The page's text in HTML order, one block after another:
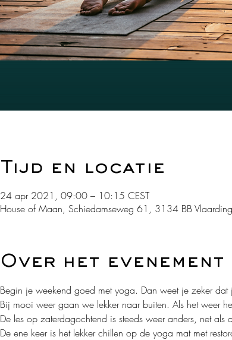
Tijd en locatie
24 apr 2021, 09:00 – 10:15 CEST
House of Maan, Schiedamseweg 61, 3134 BB
Over het evenement
Begin je weekend goed met yoga. Dan weet je zeker dat
Bij mooi weer gaan we lekker naar buiten. Als het weer
De les op zaterdagochtend is steeds weer anders, net als
De ene keer is het lekker chillen op de yoga mat met